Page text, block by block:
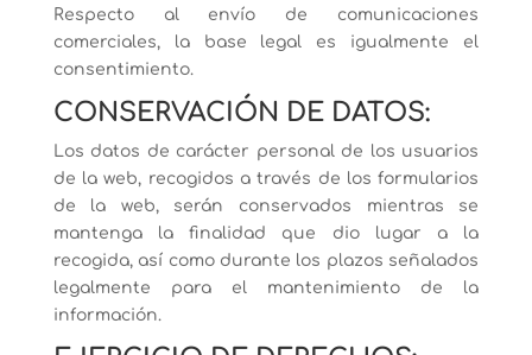
Respecto al envío de comunicaciones
comerciales, la base legal es igualmente el
consentimiento.
CONSERVACIÓN DE DATOS:
Los datos de carácter personal de los usuarios
de la web, recogidos a través de los formularios
de la web, serán conservados mientras se
mantenga la finalidad que dio lugar a la
recogida, así como durante los plazos señalados
legalmente para el mantenimiento de la
información.